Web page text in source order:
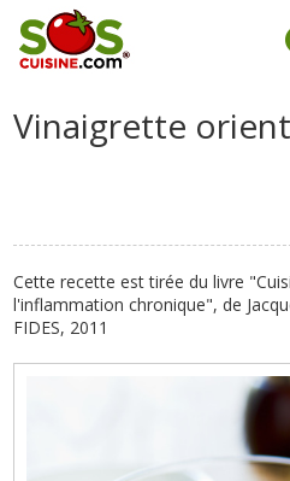
Vinaigrette
Cette recette est tirée du livre
l'inflammation chronique", de
FIDES, 2011